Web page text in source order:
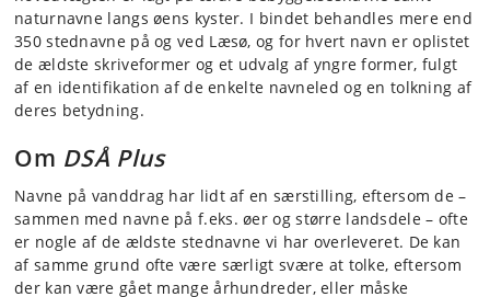
naturnavne langs øens kyster. I bindet behandles mere end
350 stednavne på og ved Læsø, og for hvert navn er oplistet
de ældste skriveformer og et udvalg af yngre former, fulgt
af en identifikation af de enkelte navneled og en tolkning af
deres betydning.
Om DSÅ Plus
Navne på vanddrag har lidt af en særstilling, eftersom de –
sammen med navne på f.eks. øer og større landsdele – ofte
er nogle af de ældste stednavne vi har overleveret. De kan
af samme grund ofte være særligt svære at tolke, eftersom
der kan være gået mange århundreder, eller måske